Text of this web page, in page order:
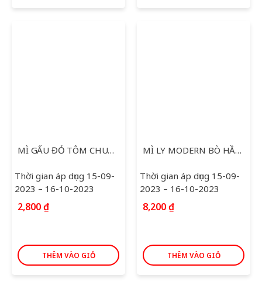
MÌ GẤU ĐỎ TÔM CHUA CAY 64G
Thời gian áp dụng 15-09-
2023 – 16-10-2023
2,800₫
THÊM VÀO GIỎ
MÌ LY MODERN BÒ HẦM RAU THƠM 65G
Thời gian áp dụng 15-09-
2023 – 16-10-2023
8,200₫
THÊM VÀO GIỎ